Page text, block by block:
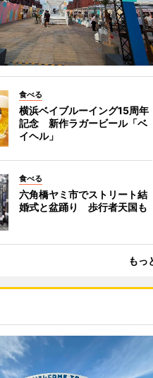
食べる
横浜ベイブルーイング15周年
記念 新作ラガービール「ベ
イヘル」
食べる
六角橋ヤミ市でストリート結
婚式と盆踊り 歩行者天国も
もっ